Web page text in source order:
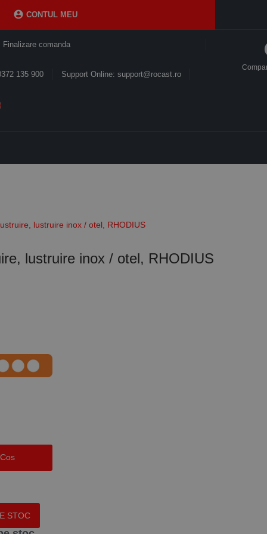
 CONTUL MEU
Finalizare comanda
Support Online: support@rocast.ro
135 900
lustruire inox / otel, RHODIUS
lustruire inox / otel, RHODIUS
STOC